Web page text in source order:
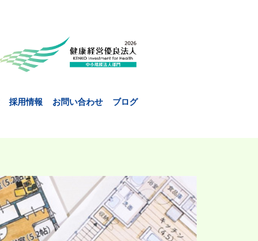
採用情報 お問い合わせ ブログ